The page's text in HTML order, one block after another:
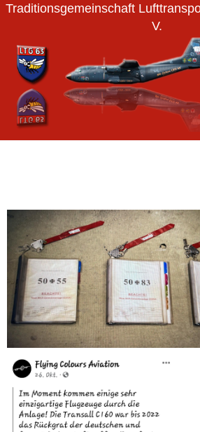
Traditionsgemeinschaft
V.